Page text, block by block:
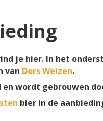
je hier. In het
van Dors Weizen.
wordt gebrouwen
bier in de